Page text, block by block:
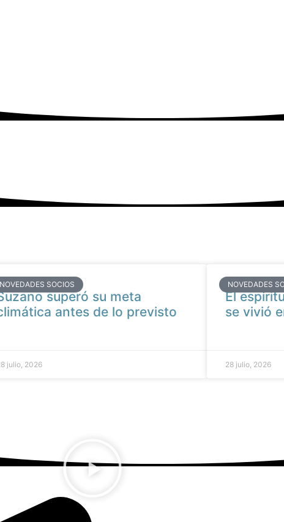
NOVEDADES SOCIOS
superó su meta
antes de lo previsto
julio, 2026
NOVEDADES
El
se vivió
28 julio, 2026